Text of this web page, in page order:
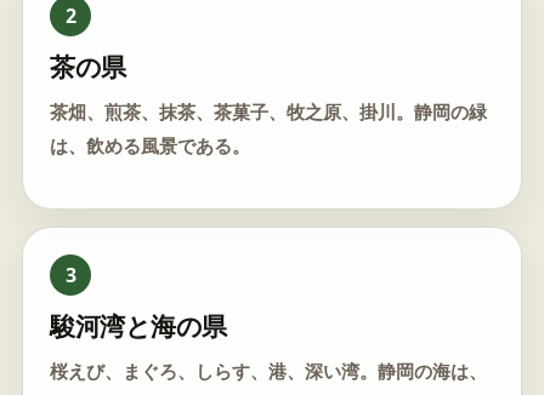
2
茶の県
茶畑、煎茶、抹茶、茶菓子、牧之原、掛川。静岡の緑
は、飲める風景である。
3
駿河湾と海の県
桜えび、まぐろ、しらす、港、深い湾。静岡の海は、